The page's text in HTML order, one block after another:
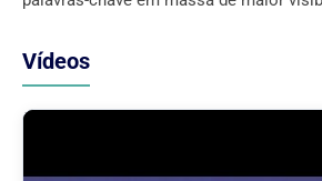
Vídeos